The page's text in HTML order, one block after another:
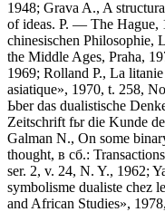
1948; Grava A., A
of ideas. P. — The Hague,
chinesischen Philosophie,
the Middle Ages, Praha,
1969; Rolland P., La
asiatique», 1970, t. 258,
Ьber das dualistische
Zeitschrift fьr die Kunde
Galman N., On some
thought, в сб.:
ser. 2, v. 24, N. Y., 1962;
symbolisme dualiste chez
and African Studies»,